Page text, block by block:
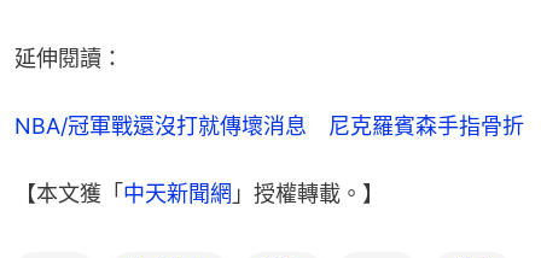
延伸閱讀：
NBA/冠軍戰還沒打就傳壞消息　尼克羅賓森手指骨折
【本文獲「中天新聞網 」授權轉載。】